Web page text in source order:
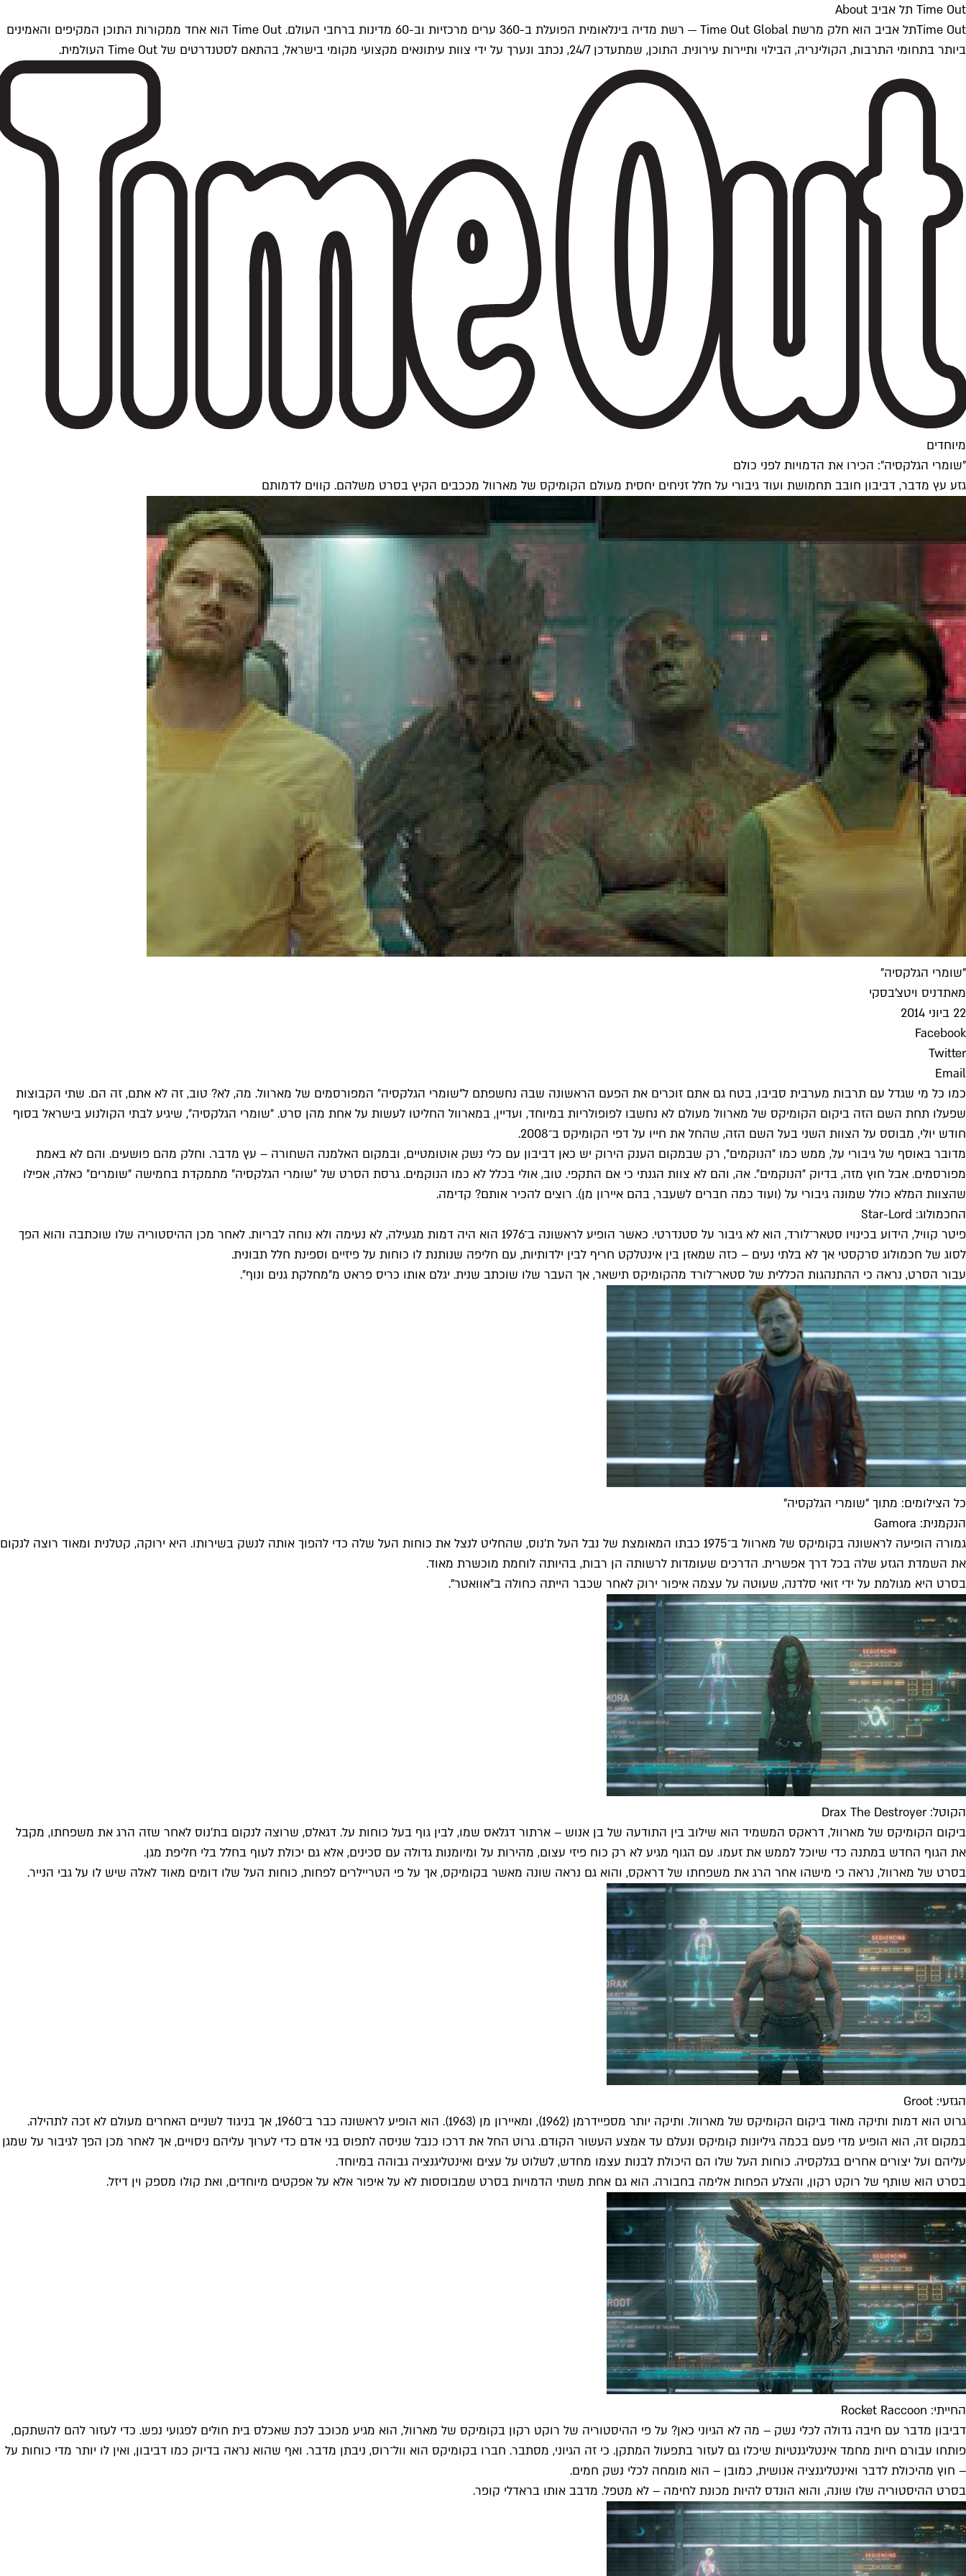
Time Out תל אביב About
Time Outתל אביב הוא חלק מרשת Time Out Global — רשת מדיה בינלאומית הפועלת ב-360 ערים מרכזיות וב-60 מדינות ברחבי העולם. Time Out הוא אחד ממקורות התוכן המקיפים והאמינים
ביותר בתחומי התרבות, הקולינריה, הבילוי ותיירות עירונית. התוכן, שמתעדכן 24/7, נכתב ונערך על ידי צוות עיתונאים מקצועי מקומי בישראל, בהתאם לסטנדרטים של Time Out העולמית.
מיוחדים
"שומרי הגלקסיה": הכירו את הדמויות לפני כולם
גזע עץ מדבר, דביבון חובב תחמושת ועוד גיבורי על חלל זניחים יחסית מעולם הקומיקס של מארוול מככבים הקיץ בסרט משלהם. קווים לדמותם
"שומרי הגלקסיה"
מאתדניס ויטצ'בסקי
22 ביוני 2014
Facebook
Twitter
Email
כמו כל מי שגדל עם תרבות מערבית סביבו, בטח גם אתם זוכרים את הפעם הראשונה שבה נחשפתם ל״שומרי הגלקסיה״ המפורסמים של מארוול. מה, לא? טוב, זה לא אתם, זה הם. שתי הקבוצות
שפעלו תחת השם הזה ביקום הקומיקס של מארוול מעולם לא נחשבו לפופולריות במיוחד, ועדיין, במארוול החליטו לעשות על אחת מהן סרט. ״שומרי הגלקסיה״, שיגיע לבתי הקולנוע בישראל בסוף
חודש יולי, מבוסס על הצוות השני בעל השם הזה, שהחל את חייו על דפי הקומיקס ב־2008.
מדובר באוסף של גיבורי על, ממש כמו ״הנוקמים״, רק שבמקום הענק הירוק יש כאן דביבון עם כלי נשק אוטומטיים, ובמקום האלמנה השחורה – עץ מדבר. וחלק מהם פושעים. והם לא באמת
מפורסמים. אבל חוץ מזה, בדיוק ״הנוקמים״. אה, והם לא צוות הגנתי כי אם התקפי. טוב, אולי בכלל לא כמו הנוקמים. גרסת הסרט של ״שומרי הגלקסיה״ מתמקדת בחמישה ״שומרים״ כאלה, אפילו
שהצוות המלא כולל שמונה גיבורי על (ועוד כמה חברים לשעבר, בהם איירון מן). רוצים להכיר אותם? קדימה.
החכמולוג: Star-Lord
פיטר קוויל, הידוע בכינויו סטאר־לורד, הוא לא גיבור על סטנדרטי. כאשר הופיע לראשונה ב־1976 הוא היה דמות מגעילה, לא נעימה ולא נוחה לבריות. לאחר מכן ההיסטוריה שלו שוכתבה והוא הפך
לסוג של חכמולוג סרקסטי אך לא בלתי נעים – כזה שמאזן בין אינטלקט חריף לבין ילדותיות, עם חליפה שנותנת לו כוחות על פיזיים וספינת חלל תבונית.
עבור הסרט, נראה כי ההתנהגות הכללית של סטאר־לורד מהקומיקס תישאר, אך העבר שלו שוכתב שנית. יגלם אותו כריס פראט מ״מחלקת גנים ונוף״.
כל הצילומים: מתוך "שומרי הגלקסיה"
הנקמנית: Gamora
גמורה הופיעה לראשונה בקומיקס של מארוול ב־1975 כבתו המאומצת של נבל העל ת׳נוס, שהחליט לנצל את כוחות העל שלה כדי להפוך אותה לנשק בשירותו. היא ירוקה, קטלנית ומאוד רוצה לנקום
את השמדת הגזע שלה בכל דרך אפשרית. הדרכים שעומדות לרשותה הן רבות, בהיותה לוחמת מוכשרת מאוד.
בסרט היא מגולמת על ידי זואי סלדנה, שעוטה על עצמה איפור ירוק לאחר שכבר הייתה כחולה ב"אוואטר".
הקוטל: Drax The Destroyer
ביקום הקומיקס של מארוול, דראקס המשמיד הוא שילוב בין התודעה של בן אנוש – ארתור דגלאס שמו, לבין גוף בעל כוחות על. דגאלס, שרוצה לנקום בת׳נוס לאחר שזה הרג את משפחתו, מקבל
את הגוף החדש במתנה כדי שיוכל לממש את זעמו. עם הגוף מגיע לא רק כוח פיזי עצום, מהירות על ומיומנות גדולה עם סכינים, אלא גם יכולת לעוף בחלל בלי חליפת מגן.
בסרט של מארוול, נראה כי מישהו אחר הרג את משפחתו של דראקס, והוא גם נראה שונה מאשר בקומיקס, אך על פי הטריילרים לפחות, כוחות העל שלו דומים מאוד לאלה שיש לו על גבי הנייר.
הגזעי: Groot
גרוט הוא דמות ותיקה מאוד ביקום הקומיקס של מארוול. ותיקה יותר מספיידרמן (1962), ומאיירון מן (1963). הוא הופיע לראשונה כבר ב־1960, אך בניגוד לשניים האחרים מעולם לא זכה לתהילה.
במקום זה, הוא הופיע מדי פעם בכמה גיליונות קומיקס ונעלם עד אמצע העשור הקודם. גרוט החל את דרכו כנבל שניסה לתפוס בני אדם כדי לערוך עליהם ניסויים, אך לאחר מכן הפך לגיבור על שמגן
עליהם ועל יצורים אחרים בגלקסיה. כוחות העל שלו הם היכולת לבנות עצמו מחדש, לשלוט על עצים ואינטליגנציה גבוהה במיוחד.
בסרט הוא שותף של רוקט רקון, והצלע הפחות אלימה בחבורה. הוא גם אחת משתי הדמויות בסרט שמבוססות לא על איפור אלא על אפקטים מיוחדים, ואת קולו מספק וין דיזל.
החייתי: Rocket Raccoon
דביבון מדבר עם חיבה גדולה לכלי נשק – מה לא הגיוני כאן? על פי ההיסטוריה של רוקט רקון בקומיקס של מארוול, הוא מגיע מכוכב לכת שאכלס בית חולים לפגועי נפש. כדי לעזור להם להשתקם,
פותחו עבורם חיות מחמד אינטליגנטיות שיכלו גם לעזור בתפעול המתקן. כי זה הגיוני, מסתבר. חברו בקומיקס הוא וול־רוס, ניבתן מדבר. ואף שהוא נראה בדיוק כמו דביבון, ואין לו יותר מדי כוחות על
– חוץ מהיכולת לדבר ואינטליגנציה אנושית, כמובן – הוא מומחה לכלי נשק חמים.
בסרט ההיסטוריה שלו שונה, והוא הונדס להיות מכונת לחימה – לא מטפל. מדבב אותו בראדלי קופר.